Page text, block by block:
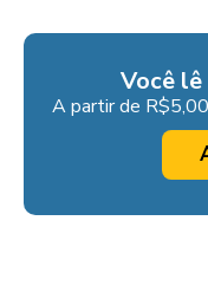
Você
A partir de